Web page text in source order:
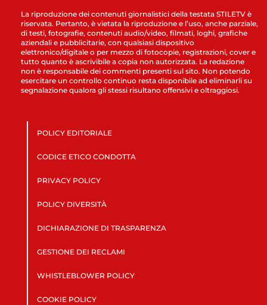
La riproduzione dei contenuti giornalistici della testata STILETV è
riservata. Pertanto, è vietata la riproduzione e l’uso, anche parziale,
di testi, fotografie, contenuti audio/video, filmati, loghi, grafiche
aziendali e pubblicitarie, con qualsiasi dispositivo
elettronico/digitale o per mezzo di fotocopie, registrazioni, cover e
tutto quanto è ascrivibile a copia non autorizzata. La redazione
non è responsabile dei commenti presenti sul sito. Non potendo
esercitare un controllo continuo resta disponibile ad eliminarli su
segnalazione qualora gli stessi risultano offensivi e oltraggiosi.
POLICY EDITORIALE
CODICE ETICO CONDOTTA
PRIVACY POLICY
POLICY DIVERSITÀ
DICHIARAZIONE DI TRASPARENZA
GESTIONE DEI RECLAMI
WHISTLEBLOWER POLICY
COOKIE POLICY